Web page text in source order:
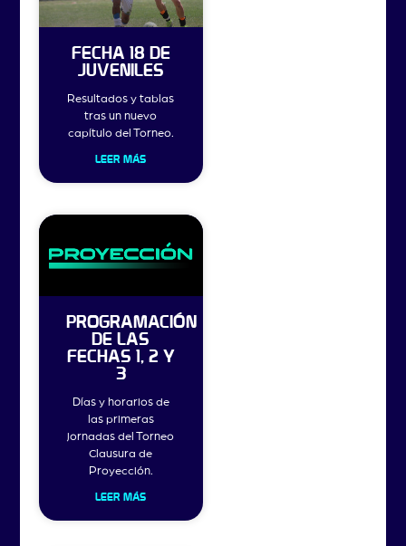
FECHA 18 DE
JUVENILES
Resultados y tablas
tras un nuevo
capítulo del Torneo.
LEER MÁS
PROGRAMACIÓN
DE LAS
FECHAS 1, 2 Y
3
Días y horarios de
las primeras
jornadas del Torneo
Clausura de
Proyección.
LEER MÁS